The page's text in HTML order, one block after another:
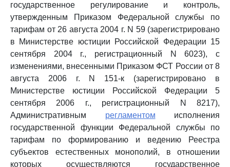
государственное регулирование и контроль,
утвержденным Приказом Федеральной службы по
тарифам от 26 августа 2004 г. N 59 (зарегистрировано
в Министерстве юстиции Российской Федерации 15
сентября 2004 г., регистрационный N 6023), с
изменениями, внесенными Приказом ФСТ России от 8
августа 2006 г. N 151-к (зарегистрировано в
Министерстве юстиции Российской Федерации 5
сентября 2006 г., регистрационный N 8217),
Административным регламентом исполнения
государственной функции Федеральной службы по
тарифам по формированию и ведению Реестра
субъектов естественных монополий, в отношении
которых осуществляются государственное